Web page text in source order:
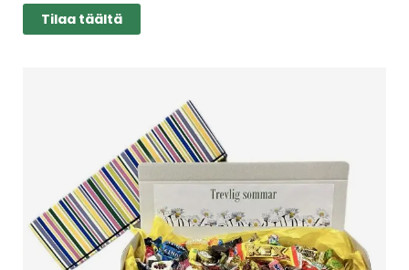
Tilaa täältä